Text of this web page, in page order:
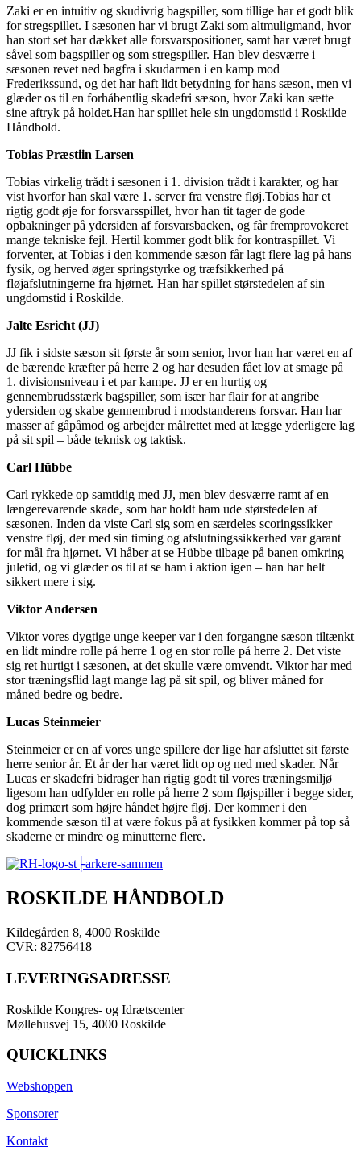
Zaki er en intuitiv og skudivrig bagspiller, som tillige har et godt blik
for stregspillet. I sæsonen har vi brugt Zaki som altmuligmand, hvor
han stort set har dækket alle forsvarspositioner, samt har været brugt
såvel som bagspiller og som stregspiller. Han blev desværre i
sæsonen revet ned bagfra i skudarmen i en kamp mod
Frederikssund, og det har haft lidt betydning for hans sæson, men vi
glæder os til en forhåbentlig skadefri sæson, hvor Zaki kan sætte
sine aftryk på holdet.Han har spillet hele sin ungdomstid i Roskilde
Håndbold.
Tobias Præstiin Larsen
Tobias virkelig trådt i sæsonen i 1. division trådt i karakter, og har
vist hvorfor han skal være 1. server fra venstre fløj.Tobias har et
rigtig godt øje for forsvarsspillet, hvor han tit tager de gode
opbakninger på ydersiden af forsvarsbacken, og får fremprovokeret
mange tekniske fejl. Hertil kommer godt blik for kontraspillet. Vi
forventer, at Tobias i den kommende sæson får lagt flere lag på hans
fysik, og herved øger springstyrke og træfsikkerhed på
fløjafslutningerne fra hjørnet. Han har spillet størstedelen af sin
ungdomstid i Roskilde.
Jalte Esricht (JJ)
JJ fik i sidste sæson sit første år som senior, hvor han har været en af
de bærende kræfter på herre 2 og har desuden fået lov at smage på
1. divisionsniveau i et par kampe. JJ er en hurtig og
gennembrudsstærk bagspiller, som især har flair for at angribe
ydersiden og skabe gennembrud i modstanderens forsvar. Han har
masser af gåpåmod og arbejder målrettet med at lægge yderligere lag
på sit spil – både teknisk og taktisk.
Carl Hübbe
Carl rykkede op samtidig med JJ, men blev desværre ramt af en
længerevarende skade, som har holdt ham ude størstedelen af
sæsonen. Inden da viste Carl sig som en særdeles scoringssikker
venstre fløj, der med sin timing og afslutningssikkerhed var garant
for mål fra hjørnet. Vi håber at se Hübbe tilbage på banen omkring
juletid, og vi glæder os til at se ham i aktion igen – han har helt
sikkert mere i sig.
Viktor Andersen
Viktor vores dygtige unge keeper var i den forgangne sæson tiltænkt
en lidt mindre rolle på herre 1 og en stor rolle på herre 2. Det viste
sig ret hurtigt i sæsonen, at det skulle være omvendt. Viktor har med
stor træningsflid lagt mange lag på sit spil, og bliver måned for
måned bedre og bedre.
Lucas Steinmeier
Steinmeier er en af vores unge spillere der lige har afsluttet sit første
herre senior år. Et år der har været lidt op og ned med skader. Når
Lucas er skadefri bidrager han rigtig godt til vores træningsmiljø
ligesom han udfylder en rolle på herre 2 som fløjspiller i begge sider,
dog primært som højre håndet højre fløj. Der kommer i den
kommende sæson til at være fokus på at fysikken kommer på top så
skaderne er mindre og minutterne flere.
ROSKILDE HÅNDBOLD
Kildegården 8, 4000 Roskilde
CVR: 82756418
LEVERINGSADRESSE
Roskilde Kongres- og Idrætscenter
Møllehusvej 15, 4000 Roskilde
QUICKLINKS
Webshoppen
Sponsorer
Kontakt